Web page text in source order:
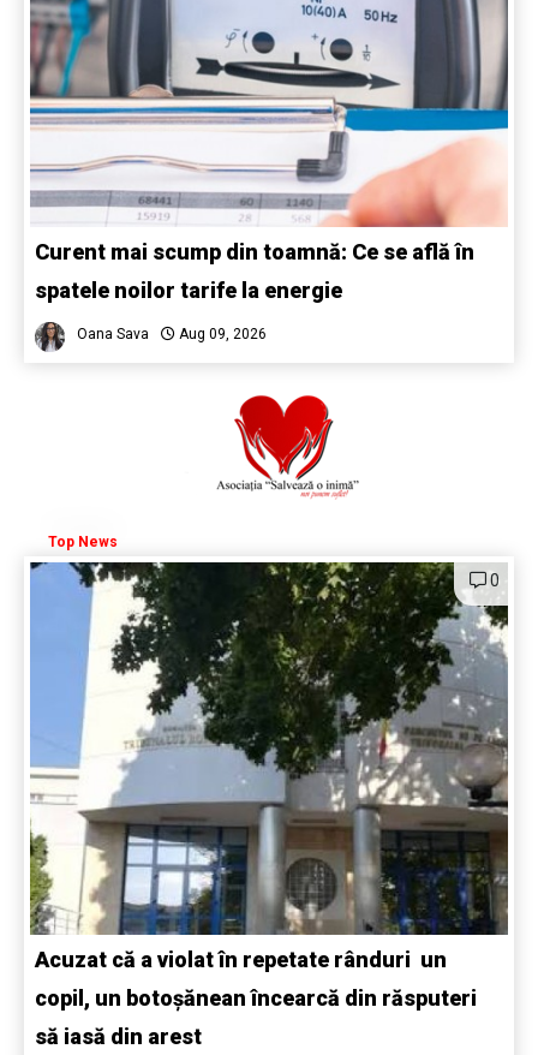
Curent mai scump din toamnă: Ce se află în
spatele noilor tarife la energie
Oana Sava Aug 09, 2026
Top News
0
Acuzat că a violat în repetate rânduri un
copil, un botoșănean încearcă din răsputeri
să iasă din arest